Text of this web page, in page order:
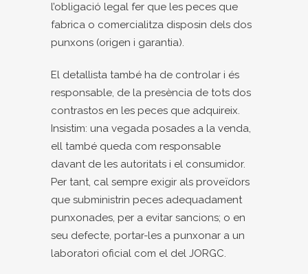
l’obligació legal fer que les peces que
fabrica o comercialitza disposin dels dos
punxons (origen i garantia).
El detallista també ha de controlar i és
responsable, de la presència de tots dos
contrastos en les peces que adquireix.
Insistim: una vegada posades a la venda,
ell també queda com responsable
davant de les autoritats i el consumidor.
Per tant, cal sempre exigir als proveïdors
que subministrin peces adequadament
punxonades, per a evitar sancions; o en
seu defecte, portar-les a punxonar a un
laboratori oficial com el del JORGC.